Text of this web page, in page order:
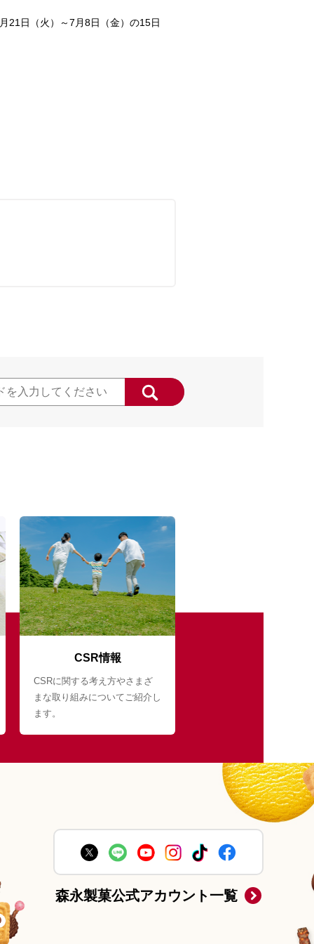
21日（火）～7月8日（金）の15日
CSR情報
CSRに関する考え方やさまざ
まな取り組みについてご紹介し
ます。
森永製菓公式アカウント一覧